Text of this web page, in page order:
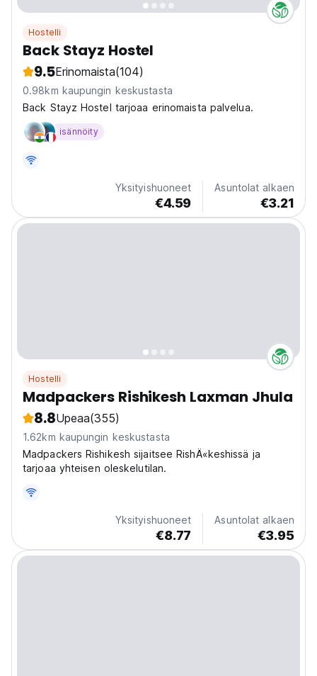
Hostelli
Back Stayz Hostel
9.5Erinomaista(104)
0.98km kaupungin keskustasta
Back Stayz Hostel tarjoaa erinomaista palvelua.
isännöity
Yksityishuoneet
€4.59
Asuntolat alkaen
€3.21
Hostelli
Madpackers Rishikesh Laxman Jhula
8.8Upeaa(355)
1.62km kaupungin keskustasta
Madpackers Rishikesh sijaitsee RishÄ«keshissä ja
tarjoaa yhteisen oleskelutilan.
Yksityishuoneet
€8.77
Asuntolat alkaen
€3.95